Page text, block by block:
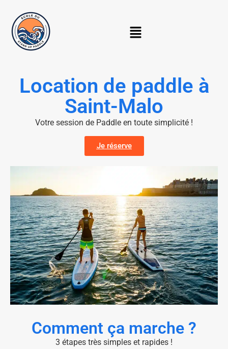
Location de paddle à
Saint-Malo
Votre session de Paddle en toute simplicité !
Je réserve
Comment ça marche ?
3 étapes très simples et rapides !